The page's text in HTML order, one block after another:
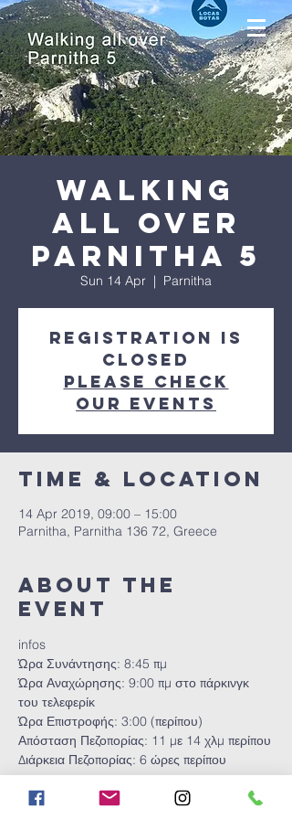
Walking
all over
Parnitha 5
Sun 14 Apr
  |
Parnitha
Registration is
Closed
Please check
our events
Time & Location
14 Apr 2019, 09:00 – 15:00
Parnitha, Parnitha 136 72, Greece
About the
event
infos
Ώρα Συνάντησης: 8:45 πμ
Ώρα Αναχώρησης: 9:00 πμ στο πάρκινγκ
του τελεφερίκ
Ώρα Επιστροφής: 3:00 (περίπου)
Απόσταση Πεζοπορίας: 11 με 14 χλμ περίπου
Διάρκεια Πεζοπορίας: 6 ώρες περίπου
Show More